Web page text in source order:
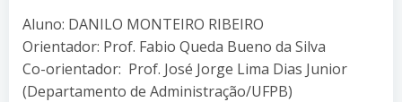
Aluno: DANILO MONTEIRO RIBEIRO
Orientador: Prof. Fabio Queda Bueno da Silva
Co-orientador: Prof. José Jorge Lima Dias Junior
(Departamento de Administração/UFPB)